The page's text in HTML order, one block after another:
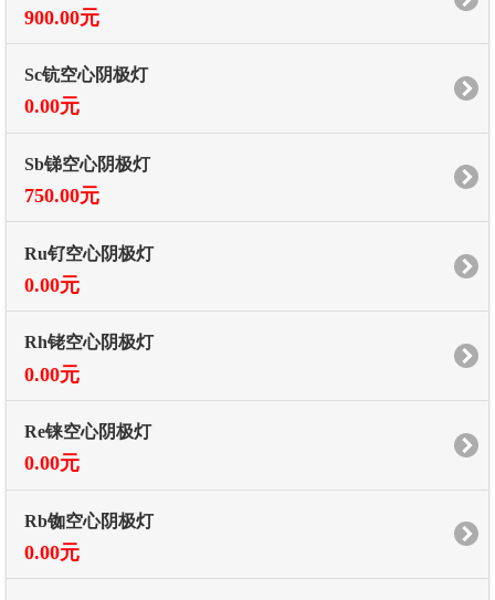
900.00元
Sc钪空心阴极灯
0.00元
Sb锑空心阴极灯
750.00元
Ru钌空心阴极灯
0.00元
Rh铑空心阴极灯
0.00元
Re铼空心阴极灯
0.00元
Rb铷空心阴极灯
0.00元